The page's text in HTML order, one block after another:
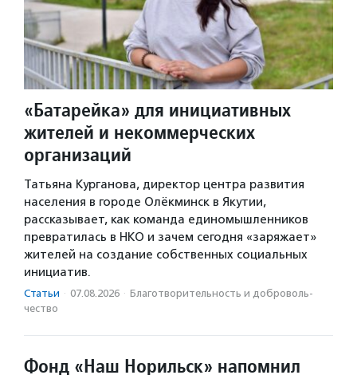
«Батарейка» для инициативных
жителей и некоммерческих
организаций
Татьяна Курганова, директор центра развития
населения в городе Олёкминск в Якутии,
рассказывает, как команда единомышленников
превратилась в НКО и зачем сегодня «заряжает»
жителей на создание собственных социальных
инициатив.
Статьи · 07.08.2026 · Благотвори­тель­ность и доброволь­
чест­во
Фонд «Наш Норильск» напомнил